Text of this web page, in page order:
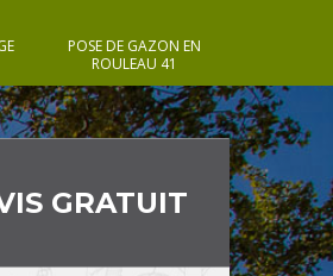
POSE DE GAZON EN
ROULEAU 41
GRATUIT